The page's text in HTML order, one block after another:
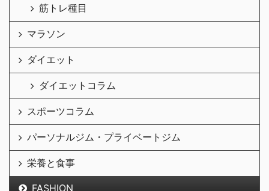
筋トレ種目
マラソン
ダイエット
ダイエットコラム
スポーツコラム
パーソナルジム・プライベートジム
栄養と食事
FASHION